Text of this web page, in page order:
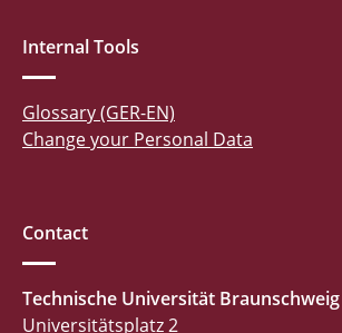
Internal Tools
Glossary (GER-EN)
Change your Personal Data
Contact
Technische Universität Braunschweig
Universitätsplatz 2